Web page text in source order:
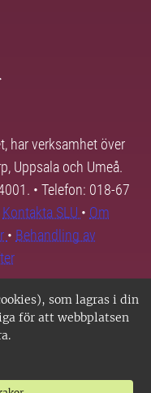
som lagras i din
för att webbplatsen
har verksamhet över
Uppsala och Umeå.
• Telefon: 018-67
Kontakta SLU • Om
• Behandling av